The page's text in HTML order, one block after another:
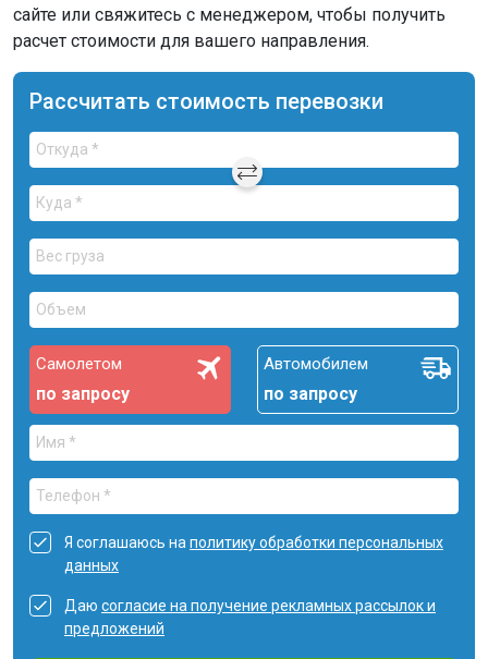
сайте или свяжитесь с менеджером, чтобы получить
расчет стоимости для вашего направления.
Рассчитать стоимость перевозки
Самолетом
по запросу
Автомобилем
по запросу
Я соглашаюсь на политику обработки персональных
данных
Даю согласие на получение рекламных рассылок и
предложений